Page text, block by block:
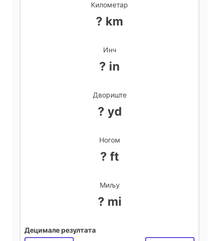
Километар
? km
Инч
? in
Двориште
? yd
Ногом
? ft
Миљу
? mi
Децимале резултата